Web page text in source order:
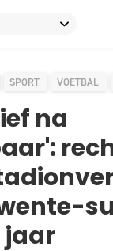
SPORT VOETBAL
na
jaar